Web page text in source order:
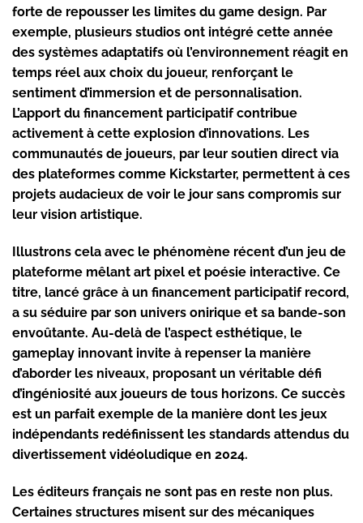
forte de repousser les limites du game design. Par
exemple, plusieurs studios ont intégré cette année
des systèmes adaptatifs où l’environnement réagit en
temps réel aux choix du joueur, renforçant le
sentiment d’immersion et de personnalisation.
L’apport du financement participatif contribue
activement à cette explosion d’innovations. Les
communautés de joueurs, par leur soutien direct via
des plateformes comme Kickstarter, permettent à ces
projets audacieux de voir le jour sans compromis sur
leur vision artistique.
Illustrons cela avec le phénomène récent d’un jeu de
plateforme mêlant art pixel et poésie interactive. Ce
titre, lancé grâce à un financement participatif record,
a su séduire par son univers onirique et sa bande-son
envoûtante. Au-delà de l’aspect esthétique, le
gameplay innovant invite à repenser la manière
d’aborder les niveaux, proposant un véritable défi
d’ingéniosité aux joueurs de tous horizons. Ce succès
est un parfait exemple de la manière dont les jeux
indépendants redéfinissent les standards attendus du
divertissement vidéoludique en 2024.
Les éditeurs français ne sont pas en reste non plus.
Certaines structures misent sur des mécaniques